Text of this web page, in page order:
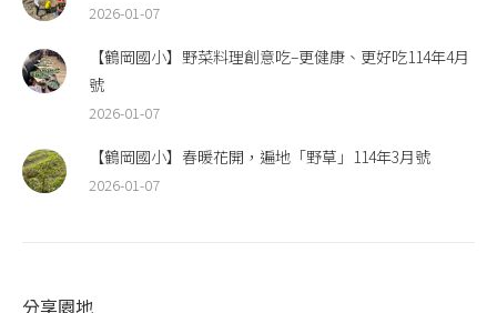
2026-01-07
【鶴岡國小】野菜料理創意吃–更健康、更好吃114年4月
號
2026-01-07
【鶴岡國小】春暖花開，遍地「野草」114年3月號
2026-01-07
分享園地